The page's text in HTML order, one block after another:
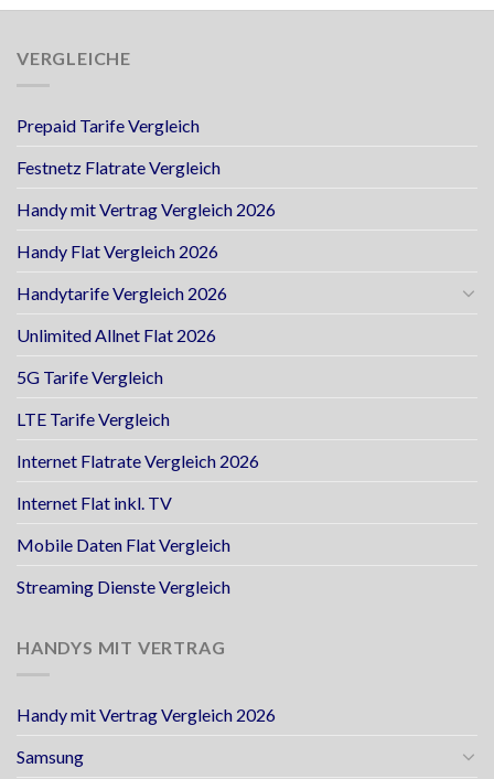
VERGLEICHE
Prepaid Tarife Vergleich
Festnetz Flatrate Vergleich
Handy mit Vertrag Vergleich 2026
Handy Flat Vergleich 2026
Handytarife Vergleich 2026
Unlimited Allnet Flat 2026
5G Tarife Vergleich
LTE Tarife Vergleich
Internet Flatrate Vergleich 2026
Internet Flat inkl. TV
Mobile Daten Flat Vergleich
Streaming Dienste Vergleich
HANDYS MIT VERTRAG
Handy mit Vertrag Vergleich 2026
Samsung